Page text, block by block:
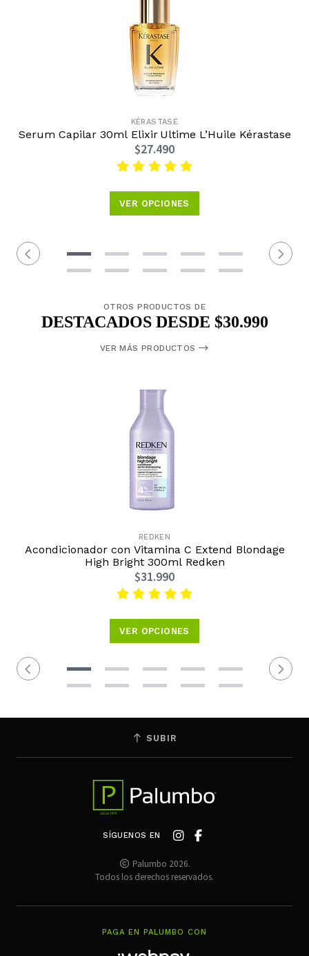
KÉRASTASE
Serum Capilar 30ml Elixir Ultime L’Huile Kérastase
$27.490
VER OPCIONES
OTROS PRODUCTOS DE
DESTACADOS DESDE $30.990
VER MÁS PRODUCTOS
REDKEN
Acondicionador con Vitamina C Extend Blondage
High Bright 300ml Redken
$31.990
VER OPCIONES
SUBIR
SÍGUENOS EN
Palumbo 2026.
Todos los derechos reservados.
PAGA EN PALUMBO CON